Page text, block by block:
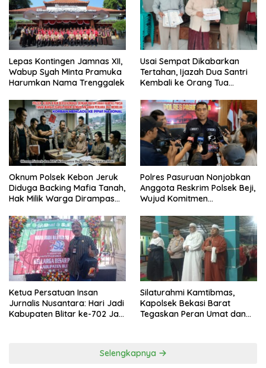
Lepas Kontingen Jamnas XII,
Wabup Syah Minta Pramuka
Harumkan Nama Trenggalek
Usai Sempat Dikabarkan
Tertahan, Ijazah Dua Santri
Kembali ke Orang Tua
Oknum Polsek Kebon Jeruk
Diduga Backing Mafia Tanah,
Hak Milik Warga Dirampas
Polres Pasuruan Nonjobkan
Anggota Reskrim Polsek Beji,
Wujud Komitmen
Dugaan Penganiayaan
Ketua Persatuan Insan
Jurnalis Nusantara: Hari Jadi
Kabupaten Blitar ke-702 Jadi
Silaturahmi Kamtibmas,
Kapolsek Bekasi Barat
Tegaskan Peran Umat dan
Selengkapnya